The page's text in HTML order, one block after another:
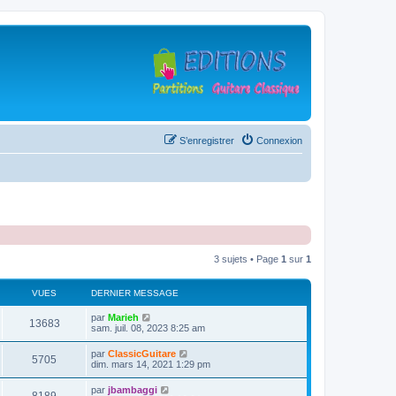
Connexion
S’enregistrer
3 sujets • Page 1 sur 1
VUES DERNIER MESSAGE
13683V
u
D
e
i
e
r
m
par Marieh
sam. juil. 08, 2023 8:25 am
5705
u
D
e
par ClassicGuitare
dim. mars 14, 2021 1:29 pm
D
par jbambaggi